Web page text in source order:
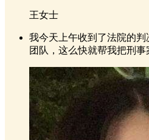
王女士
我今天上午收到了法院的
团队，这么快就帮我把刑事